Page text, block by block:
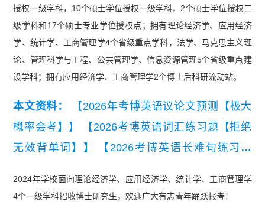
授权一级学科，10个硕士学位授权一级学科，2个硕士学位授权二
级学科和17个硕士专业学位授权点；拥有理论经济学、应用经济
学、统计学、工商管理学4个省级重点学科，法学、马克思主义理
论、管理科学与工程、公共管理学、信息资源管理5个省级重点建
设学科；拥有应用经济学、工商管理学2个博士后科研流动站。
本文资料：
【2026年考博英语议论文预测【极大
概率会考】】
【2026考博英语词汇练习题【拒绝
无效背单词】】
【2026考博英语长难句练习题
2024年学校面向理论经济学、应用经济学、统计学、工商管理学
4个一级学科招收博士研究生，欢迎广大有志青年踊跃报考！